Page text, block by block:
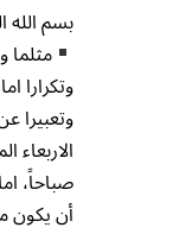
بسم الله
وتكرارا
وتعبيرا
صباحاً،
أن يكون